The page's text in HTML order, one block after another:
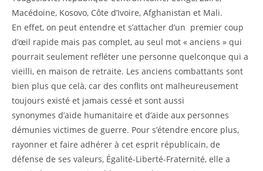
Macédoine, Kosovo, Côte d’Ivoire, Afghanistan et Mali.
En effet, on peut entendre et s’attacher d’un premier coup
d’œil rapide mais pas complet, au seul mot « anciens » qui
pourrait seulement refléter une personne quelconque qui a
vieilli, en maison de retraite. Les anciens combattants sont
bien plus que celà, car des conflits ont malheureusement
toujours existé et jamais cessé et sont aussi
synonymes d’aide humanitaire et d’aide aux personnes
démunies victimes de guerre. Pour s’étendre encore plus,
rayonner et faire adhérer à cet esprit républicain, de
défense de ses valeurs, Égalité-Liberté-Fraternité, elle a